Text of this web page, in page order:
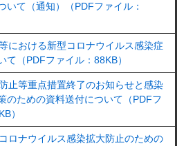
いて（通知）（PDFファイル：
における新型コロナウイルス感染症
て（PDFファイル：88KB）
止等重点措置終了のお知らせと感染
のための資料送付について（PDFフ
）
コロナウイルス感染拡大防止のための